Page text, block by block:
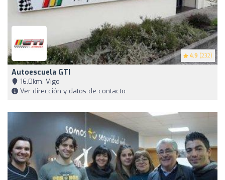
4.9 (232)
Autoescuela GTI
16,0km, Vigo
Ver dirección y datos de contacto